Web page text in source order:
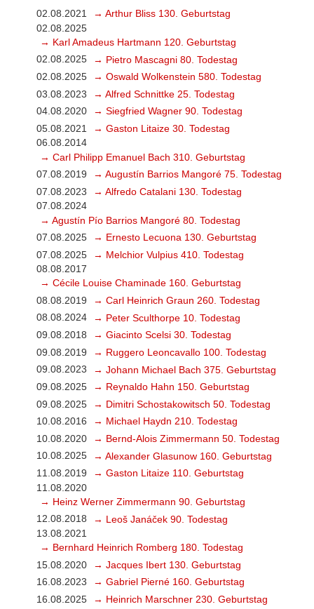
02.08.2021
→ Arthur Bliss 130. Geburtstag
02.08.2025
→ Karl Amadeus Hartmann 120. Geburtstag
02.08.2025
→ Pietro Mascagni 80. Todestag
02.08.2025
→ Oswald Wolkenstein 580. Todestag
03.08.2023
→ Alfred Schnittke 25. Todestag
04.08.2020
→ Siegfried Wagner 90. Todestag
05.08.2021
→ Gaston Litaize 30. Todestag
06.08.2014
→ Carl Philipp Emanuel Bach 310. Geburtstag
07.08.2019
→ Augustín Barrios Mangoré 75. Todestag
07.08.2023
→ Alfredo Catalani 130. Todestag
07.08.2024
→ Agustín Pío Barrios Mangoré 80. Todestag
07.08.2025
→ Ernesto Lecuona 130. Geburtstag
07.08.2025
→ Melchior Vulpius 410. Todestag
08.08.2017
→ Cécile Louise Chaminade 160. Geburtstag
08.08.2019
→ Carl Heinrich Graun 260. Todestag
08.08.2024
→ Peter Sculthorpe 10. Todestag
09.08.2018
→ Giacinto Scelsi 30. Todestag
09.08.2019
→ Ruggero Leoncavallo 100. Todestag
09.08.2023
→ Johann Michael Bach 375. Geburtstag
09.08.2025
→ Reynaldo Hahn 150. Geburtstag
09.08.2025
→ Dimitri Schostakowitsch 50. Todestag
10.08.2016
→ Michael Haydn 210. Todestag
10.08.2020
→ Bernd-Alois Zimmermann 50. Todestag
10.08.2025
→ Alexander Glasunow 160. Geburtstag
11.08.2019
→ Gaston Litaize 110. Geburtstag
11.08.2020
→ Heinz Werner Zimmermann 90. Geburtstag
12.08.2018
→ Leoš Janáček 90. Todestag
13.08.2021
→ Bernhard Heinrich Romberg 180. Todestag
15.08.2020
→ Jacques Ibert 130. Geburtstag
16.08.2023
→ Gabriel Pierné 160. Geburtstag
16.08.2025
→ Heinrich Marschner 230. Geburtstag